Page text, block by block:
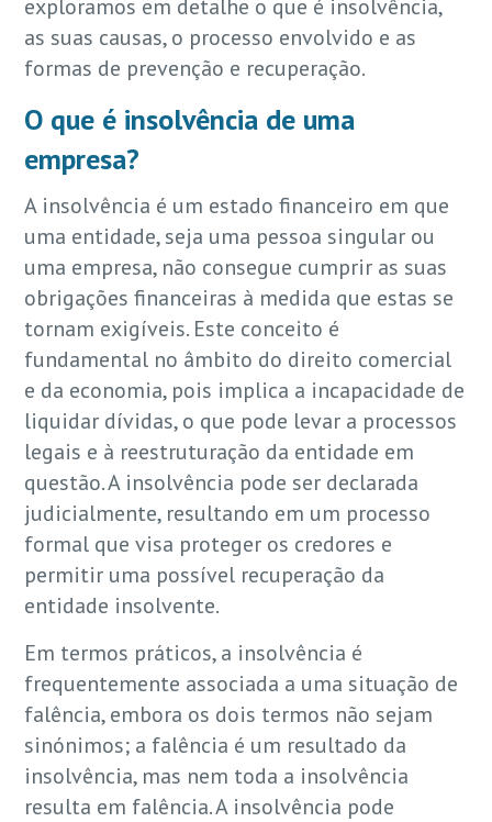
exploramos em detalhe o que é insolvência,
as suas causas, o processo envolvido e as
formas de prevenção e recuperação.
O que é insolvência de uma
empresa?
A insolvência é um estado financeiro em que
uma entidade, seja uma pessoa singular ou
uma empresa, não consegue cumprir as suas
obrigações financeiras à medida que estas se
tornam exigíveis. Este conceito é
fundamental no âmbito do direito comercial
e da economia, pois implica a incapacidade de
liquidar dívidas, o que pode levar a processos
legais e à reestruturação da entidade em
questão. A insolvência pode ser declarada
judicialmente, resultando em um processo
formal que visa proteger os credores e
permitir uma possível recuperação da
entidade insolvente.
Em termos práticos, a insolvência é
frequentemente associada a uma situação de
falência, embora os dois termos não sejam
sinónimos; a falência é um resultado da
insolvência, mas nem toda a insolvência
resulta em falência. A insolvência pode